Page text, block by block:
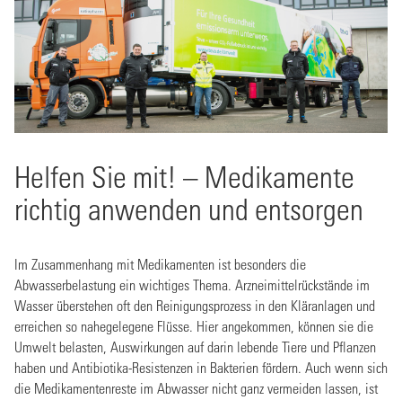
Helfen Sie mit! – Medikamente
richtig anwenden und entsorgen
Im Zusammenhang mit Medikamenten ist besonders die
Abwasserbelastung ein wichtiges Thema. Arzneimittelrückstände im
Wasser überstehen oft den Reinigungsprozess in den Kläranlagen und
erreichen so nahegelegene Flüsse. Hier angekommen, können sie die
Umwelt belasten, Auswirkungen auf darin lebende Tiere und Pflanzen
haben und Antibiotika-Resistenzen in Bakterien fördern. Auch wenn sich
die Medikamentenreste im Abwasser nicht ganz vermeiden lassen, ist